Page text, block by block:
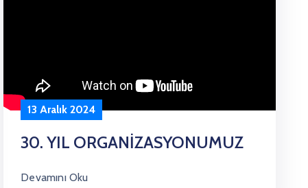
13 Aralık 2024
30. YIL ORGANİZASYONUMUZ
Devamını Oku